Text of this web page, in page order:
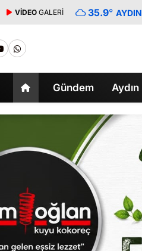
VİDEO GALERİ 35.9° AYDIN
Gündem Aydın